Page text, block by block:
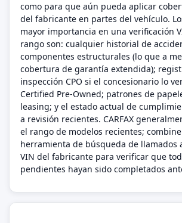
como para que aún pueda aplicar
del fabricante en partes del vehículo.
mayor importancia en una verificación
rango son: cualquier historial de
componentes estructurales (lo que a
cobertura de garantía extendida);
inspección CPO si el concesionario lo
Certified Pre-Owned; patrones de
leasing; y el estado actual de
a revisión recientes. CARFAX
el rango de modelos recientes;
herramienta de búsqueda de llamados
VIN del fabricante para verificar que
pendientes hayan sido completados